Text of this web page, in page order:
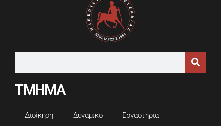
ΤΜΗΜΑ
Διοίκηση Δυναμικό
Εργαστήρια